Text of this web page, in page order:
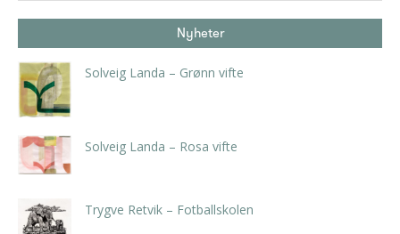
Nyheter
Solveig Landa – Grønn vifte
Solveig Landa – Rosa vifte
Trygve Retvik – Fotballskolen